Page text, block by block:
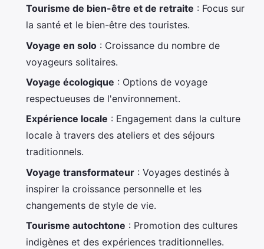
Tourisme de bien-être et de retraite : Focus sur
la santé et le bien-être des touristes.
Voyage en solo : Croissance du nombre de
voyageurs solitaires.
Voyage écologique : Options de voyage
respectueuses de l'environnement.
Expérience locale : Engagement dans la culture
locale à travers des ateliers et des séjours
traditionnels.
Voyage transformateur : Voyages destinés à
inspirer la croissance personnelle et les
changements de style de vie.
Tourisme autochtone : Promotion des cultures
indigènes et des expériences traditionnelles.